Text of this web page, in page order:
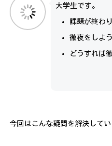
大学生です。
課題が終わ
徹夜をしよ
どうすれば
今回はこんな疑問を解決してい